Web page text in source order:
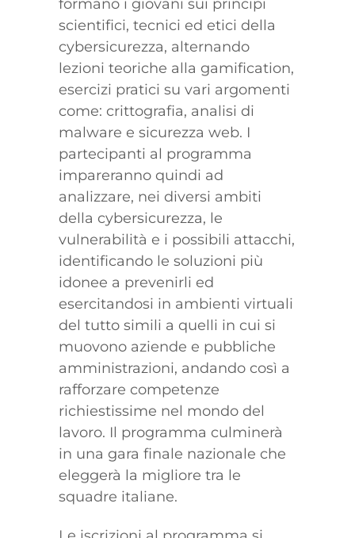
formano i giovani sui principi
scientifici, tecnici ed etici della
cybersicurezza, alternando
lezioni teoriche alla gamification,
esercizi pratici su vari argomenti
come: crittografia, analisi di
malware e sicurezza web. I
partecipanti al programma
impareranno quindi ad
analizzare, nei diversi ambiti
della cybersicurezza, le
vulnerabilità e i possibili attacchi,
identificando le soluzioni più
idonee a prevenirli ed
esercitandosi in ambienti virtuali
del tutto simili a quelli in cui si
muovono aziende e pubbliche
amministrazioni, andando così a
rafforzare competenze
richiestissime nel mondo del
lavoro. Il programma culminerà
in una gara finale nazionale che
eleggerà la migliore tra le
squadre italiane.